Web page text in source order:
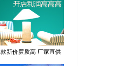
款新价廉质高 厂家直供